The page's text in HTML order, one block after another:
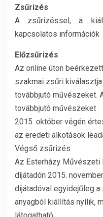
Zsűrizés
A zsűrizéssel, a
kapcsolatos információk
Előzsűrizés
Az online úton
szakmai zsűri
továbbjutó művészeket.
továbbjutó művészeket
2015. október végén
az eredeti alkotások
Végső zsűrizés
Az Esterházy Művészeti
díjátadón 2015.
díjátadóval egyidejűleg
anyagból kiállítás nyílik,